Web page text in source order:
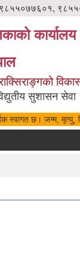
९८५५०७७६०१,
कार्यालय
राक्सिराङ्गको
सुशासन सेवा
स्वागत छ। जन्म,